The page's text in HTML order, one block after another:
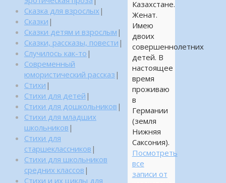
Казахстане.
Женат.
Имею
двоих
совершеннолетних
детей. В
настоящее
время
проживаю
в
Германии
(земля
Нижняя
Саксония).
Посмотреть
все
записи от
Сказка для взрослых |
Сказки |
Сказки детям и взрослым |
Сказки, рассказы, повести |
Случилось как-то |
Современный
юмористический рассказ |
Стихи |
Стихи для детей |
Стихи для дошкольников |
Стихи для младших
школьников |
Стихи для
старшеклассников |
Стихи для школьников
средних классов |
Стихи и их циклы для